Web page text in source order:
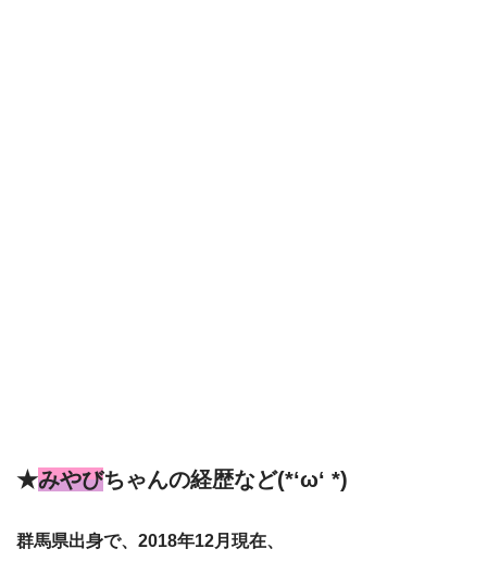
★みやびちゃんの経歴など(*‘ω‘ *)
群馬県出身で、2018年12月現在、